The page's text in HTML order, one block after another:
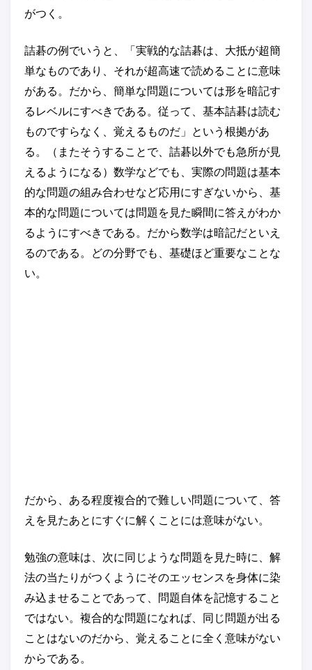
がつく。
詰碁の例でいうと、「実戦的な詰碁は、大抵が超簡
単なものであり、それが超高速で読めることに意味
がある。だから、簡単な問題については形を暗記す
るレベルにすべきである。従って、基本詰碁は読む
ものですらなく、覚えるものだ」という根拠があ
る。（またそうすることで、詰碁以外でも急所が見
えるようになる）数学などでも、実際の問題は基本
的な問題の組み合わせなど応用にすぎないから、基
本的な問題については問題を見た瞬間に答えがわか
るようにすべきである。だから数学は暗記だといえ
るのである。どの分野でも、基礎ほど重要なことな
い。
だから、ある程度複合的で難しい問題について、答
えを見たあとにすぐに解くことには意味がない。
勉強の意味は、次に同じような問題を見た時に、解
法の当たりがつくようにそのエッセンスを身体に染
み込ませることであって、問題自体を記憶すること
ではない。複合的な問題になれば、同じ問題が出る
ことはないのだから、覚えることに全く意味がない
からである。